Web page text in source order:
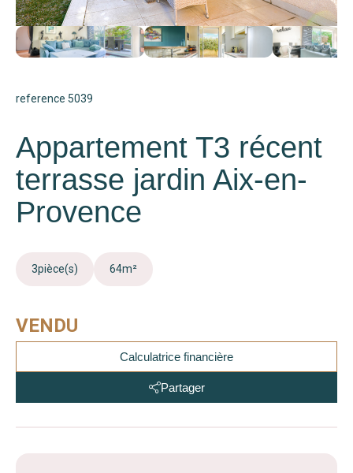
Notre City Guide
reference 5039
Appartement T3 récent
terrasse jardin Aix-en-
Provence
3pièce(s) 64m²
VENDU
Calculatrice financière
Partager